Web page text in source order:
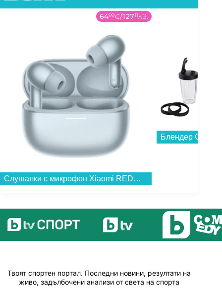
1лв.
Блендер Crown CTB-1000...
Твоят спортен портал. Последни новини, резултати на
живо, задълбочени анализи от света на спорта